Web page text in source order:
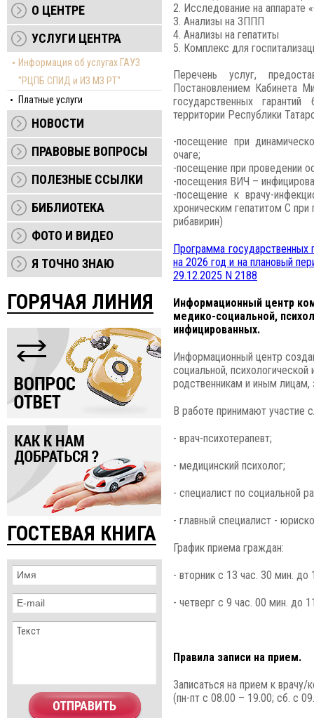
О ЦЕНТРЕ
УСЛУГИ ЦЕНТРА
Информация об услугах ГАУЗ
"РЦПБ СПИД и ИЗ МЗ РТ"
Платные услуги
НОВОСТИ
ПРАВОВЫЕ ВОПРОСЫ
ПОЛЕЗНЫЕ ССЫЛКИ
БИБЛИОТЕКА
ФОТО И ВИДЕО
Я ТОЧНО ЗНАЮ
ГОРЯЧАЯ ЛИНИЯ
ГОСТЕВАЯ КНИГА
ОТПРАВИТЬ
2. Исследование на
3. Анализы на ЗППП
4. Анализы на гепатиты
5. Комплекс для
Перечень услуг,
Постановлением Кабинета
государственных
территории Республики
-посещение при
очаге;
-посещение при проведении
-посещения ВИЧ –
-посещение к врачу-
хроническим гепатитом С
рибавирин)
Программа государственных
на 2026 год и на плановый
29.12.2025 N 2188
Информационный центр
медико-социальной,
инфицированных.
Информационный центр
социальной,
родственникам и иным
В работе принимают
- врач-психотерапевт;
- медицинский психолог;
- специалист по социальной
- главный специалист -
График приема граждан:
- вторник с 13 час. 30 мин. до
- четверг с 9 час. 00 мин. до
Правила записи на прием.
Записаться на прием к
(пн-пт с 08.00 – 19.00; сб. с